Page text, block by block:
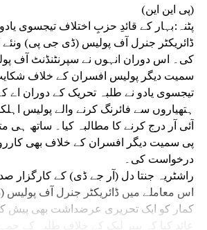
(پی این این)
پٹنہ:بہار کے قائدِ حزبِ اختلاف تیجسوی
ڈائریکٹر جنرل آف پولیس (ڈی جی پی)
کی۔ اس دوران انہوں نے سپرنٹنڈنٹ آف
سمیت دیگر پولیس افسران کے خلاف
ہتھیاروں سے فائرنگ کرنے والے پولیس
آئی آر درج کرنے کا مطالبہ کیا۔ ساتھ ہی
پی سمیت دیگر افسران کے خلاف بھی
درخواست کی۔
راشٹریہ جنتا دل (آر جے ڈی) کے کارگزار
اس معاملے میں ڈائریکٹر جنرل آف
کمار کو ایک تحریری عرضداشت بھی پیش